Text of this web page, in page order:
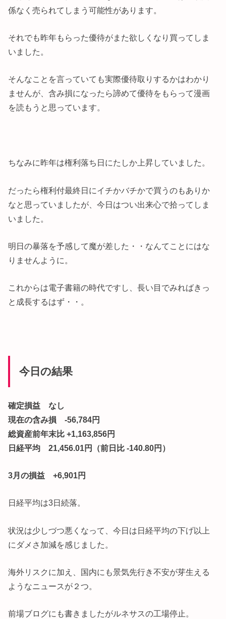
係なく売られてしまう可能性があります。
それでも昨年もらった優待がまた欲しくなり買ってしま
いました。
そんなことを言っていても実際優待取りするかはわかり
ませんが、含み損になったら諦めて優待をもらって漫画
を読もうと思っています。
ちなみに昨年は権利落ち日にたしか上昇していました。
だったら権利付最終日にイチかバチかで買うのもありか
なと思っていましたが、今日はつい出来心で拾ってしま
いました。
明日の暴落を予感して魔が差した・・なんてことにはな
りませんように。
これからは電子書籍の時代ですし、長い目でみればきっ
と成長するはず・・。
今日の結果
確定損益 なし
現在の含み損 -56,784円
総資産前年末比 +1,163,856円
日経平均 21,456.01円（前日比 -140.80円）
3月の損益 +6,901円
日経平均は3日続落。
状況は少しづつ悪くなって、今日は日経平均の下げ以上
にダメさ加減を感じました。
海外リスクに加え、国内にも景気先行き不安が芽生える
ようなニュースが２つ。
前場ブログにも書きましたがルネサスの工場停止。